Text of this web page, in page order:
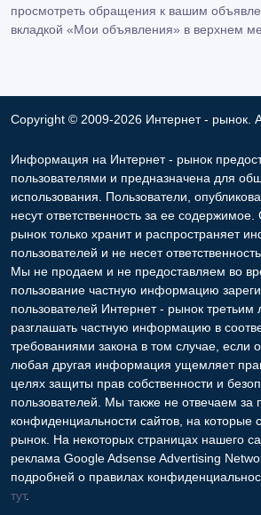
просмотреть обращения к вашим
вкладкой «Мои объявления» в верхнем
Copyright © 2009-2026 Интернет - рынок.
Информация на Интернет - рынок
пользователями и предназначена для
использования. Пользователи,
несут ответственность за ее
рынок только хранит и распространяет
пользователей и не несет
Мы не продаем и не предоставляем во
пользование частную информацию
пользователей Интернет - рынок
разглашать частную информацию в
требованиями закона в том случае, если
любая другая информация ущемляет
целях защиты прав собственности и
пользователей. Мы также не отвечаем за
конфиденциальности сайтов, на которые
рынок. На некоторых страницах нашего
реклама Google Adsense Advertising
подробней о правилах
тут.